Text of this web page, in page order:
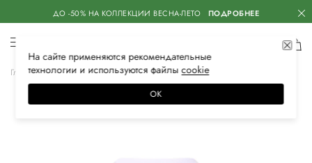
ДО -50% НА КОЛЛЕКЦИИ ВЕСНА-ЛЕТО ПОДРОБНЕЕ
Главная Мужская Одежда Футболки
На сайте применяются рекомендательные
технологии и используются файлысооkiе
ОК